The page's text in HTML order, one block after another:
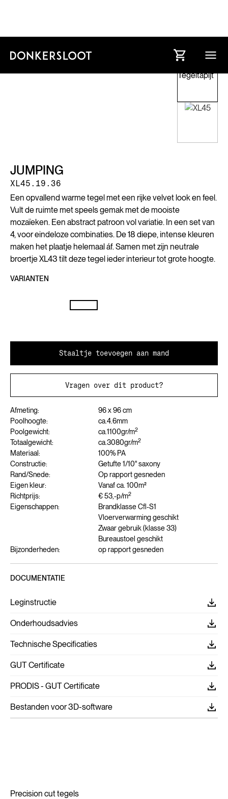
JUMPING
XL45.19.36
Een opvallend warme tegel met een rijke velvet look en feel.
Vult de ruimte met speels gemak met de mooiste
mozaïeken. Een abstract patroon vol variatie. In een set van
4, voor eindeloze combinaties. De 18 diepe, intense kleuren
maken het plaatje helemaal áf. Samen met zijn neutrale
broertje XL43 tilt deze tegel ieder interieur tot grote hoogte.
VARIANTEN
Staaltje toevoegen aan mand
Vragen over dit product?
Afmeting:
96 x 96 cm
Poolhoogte:
ca.4.6mm
Poolgewicht:
ca.1100gr/m2
Totaalgewicht: ca.3080gr/m2
Materiaal:
100% PA
Constructie:
Getufte 1/10" saxony
Rand/Snede:
Op rapport gesneden
Eigen kleur:
Vanaf ca. 100m²
Richtprijs:
€ 53,-p/m2
Eigenschappen:
Brandklasse Cfl-S1
Vloerverwarming geschikt
Zwaar gebruik (klasse 33)
Bureaustoel geschikt
Bijzonderheden:
op rapport gesneden
DOCUMENTATIE
Leginstructie
Onderhoudsadvies
Technische Specificaties
GUT Certificate
PRODIS - GUT Certificate
Bestanden voor 3D-software
Precision cut tegels